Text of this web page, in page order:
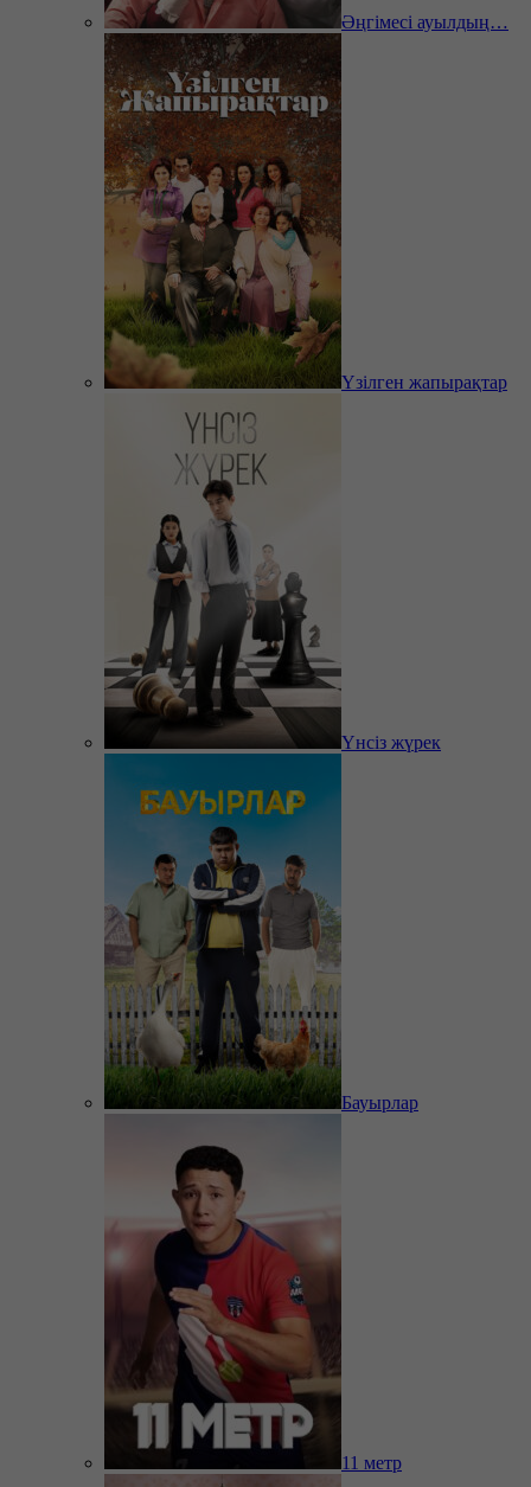
Әңгімесі ауылдың…
Үзілген жапырақтар
Үнсіз жүрек
Бауырлар
11 метр